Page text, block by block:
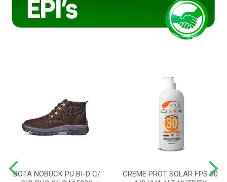
BOTA NOBUCK PU BI-D C/
CREME PROT SOLAR FPS 30